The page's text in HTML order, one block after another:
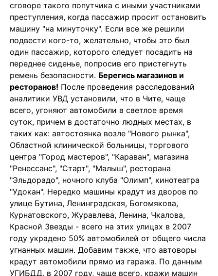
сговоре такого попутчика с иными участниками
преступления, когда пассажир просит остановить
машину "на минуточку". Если все же решили
подвести кого-то, желательно, чтобы это был
один пассажир, которого следует посадить на
переднее сиденье, попросив его пристегнуть
ремень безопасности. Берегись магазинов и
ресторанов! После проведения расследований
аналитики УВД установили, что в Чите, чаще
всего, угоняют автомобили в светлое время
суток, причем в достаточно людных местах, в
таких как: автостоянка возле "Нового рынка",
Областной клинической больницы, торгового
центра "Город мастеров", "Караван", магазина
"Ренессанс", "Старт", "Малыш", ресторана
"Эльдорадо", ночного клуба "Олимп", кинотеатра
"Удокан". Нередко машины крадут из дворов по
улице Бутина, Ленинградская, Богомякова,
Курнатовского, Журавлева, Ленина, Чкалова,
Красной Звезды - всего на этих улицах в 2007
году украдено 50% автомобилей от общего числа
угнанных машин. Добавим также, что автоворы
крадут автомобили прямо из гаража. По данным
УГИБДД, в 2007 году, чаще всего, кражи машин